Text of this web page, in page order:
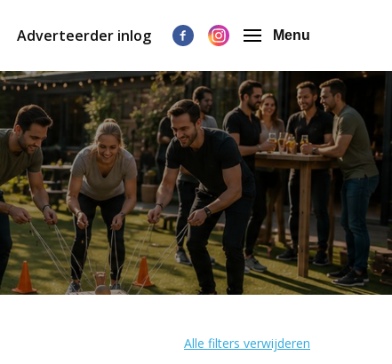
Adverteerder inlog Menu
Alle filters verwijderen